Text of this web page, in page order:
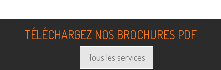
TÉLÉCHARGEZ NOS BROCHURES PDF
Tous les services